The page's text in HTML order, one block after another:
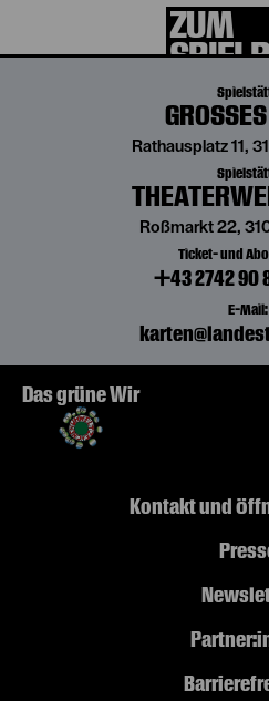
ZUM
GROSSES
Rathausplatz 11,
Roßmarkt 22,
Ticket- und
+43 2742 90
E-Mail:
Das grüne Wir
Kontakt und